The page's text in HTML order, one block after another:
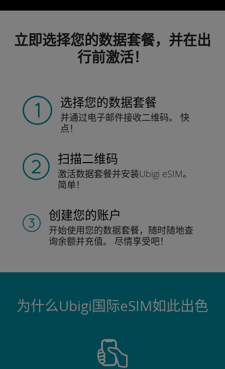
立即选择您的数据套餐，并在出
行前激活！
选择您的数据套餐
并通过电子邮件接收二维码。
快
点！
扫描二维码
激活数据套餐并安装Ubigi eSIM。
简单！
创建您的账户
开始使用您的数据套餐，随时随地查
询余额并充值。 尽情享受吧！
为什么Ubigi国际eSIM如此出色